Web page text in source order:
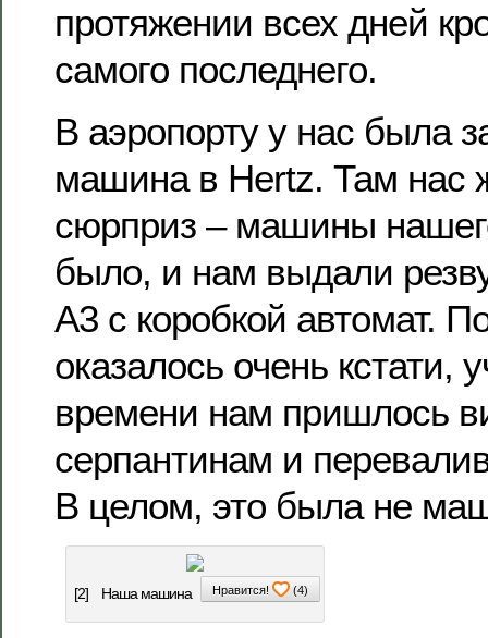
протяжении всех дней
самого последнего.
В аэропорту у нас была
машина в Hertz. Там нас
сюрприз – машины
было, и нам выдали
А3 с коробкой автомат.
оказалось очень кстати,
времени нам пришлось
серпантинам и
В целом, это была не
[2] Наша машина Нравится! (4)